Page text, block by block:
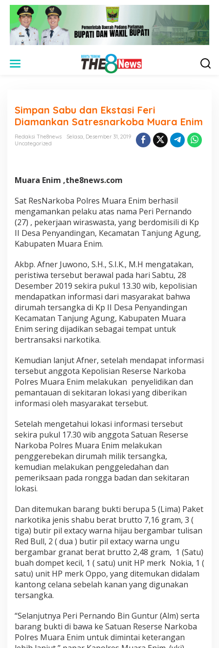
Simpan Sabu dan Ekstasi Feri
Diamankan Satresnarkoba Muara Enim
Redaksi The8news
Selasa, Desember 31, 2019
Uncategorized
Muara Enim ,the8news.com
Sat ResNarkoba Polres Muara Enim berhasil
mengamankan pelaku atas nama Peri Pernando
(27) , pekerjaan wiraswasta, yang berdomisili di Kp
II Desa Penyandingan, Kecamatan Tanjung Agung,
Kabupaten Muara Enim.
Akbp. Afner Juwono, S.H., S.I.K., M.H mengatakan,
peristiwa tersebut berawal pada hari Sabtu, 28
Desember 2019 sekira pukul 13.30 wib, kepolisian
mendapatkan informasi dari masyarakat bahwa
dirumah tersangka di Kp II Desa Penyandingan
Kecamatan Tanjung Agung, Kabupaten Muara
Enim sering dijadikan sebagai tempat untuk
bertransaksi narkotika.
Kemudian lanjut Afner, setelah mendapat informasi
tersebut anggota Kepolisian Reserse Narkoba
Polres Muara Enim melakukan penyelidikan dan
pemantauan di sekitaran lokasi yang diberikan
informasi oleh masyarakat tersebut.
Setelah mengetahui lokasi informasi tersebut
sekira pukul 17.30 wib anggota Satuan Reserse
Narkoba Polres Muara Enim melakukan
penggerebekan dirumah milik tersangka,
kemudian melakukan penggeledahan dan
pemeriksaan pada rongga badan dan sekitaran
lokasi.
Dan ditemukan barang bukti berupa 5 (Lima) Paket
narkotika jenis shabu berat brutto 7,16 gram, 3 (
tiga) butir pil extacy warna hijau bergambar tulisan
Red Bull, 2 ( dua ) butir pil extacy warna ungu
bergambar granat berat brutto 2,48 gram, 1 (Satu)
buah dompet kecil, 1 ( satu) unit HP merk Nokia, 1 (
satu) unit HP merk Oppo, yang ditemukan didalam
kantong celana sebelah kanan yang digunakan
tersangka.
“Selanjutnya Peri Pernando Bin Guntur (Alm) serta
barang bukti di bawa ke Satuan Reserse Narkoba
Polres Muara Enim untuk dimintai keterangan